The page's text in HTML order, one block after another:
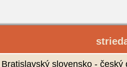
Bratislavský slovensko - český